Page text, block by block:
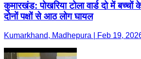
कुमारखंड: पोखरिया टोला वार्ड दो में बच्चों
दोनों पक्षों से आठ लोग घायल
Kumarkhand, Madhepura | Feb 19,